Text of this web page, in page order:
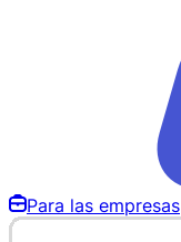
Para las empresas